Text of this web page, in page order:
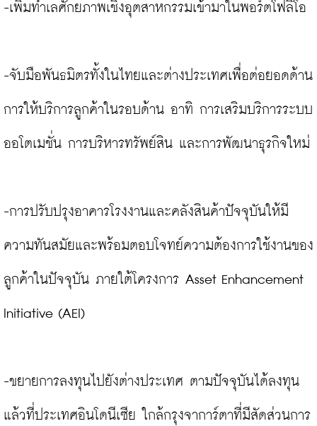
-เพิ่มทำเลศักยภาพเชิงอุตสาหกรรมเข้ามาในพอร์ตโฟลิโอ
-จับมือพันธมิตรทั้งในไทยและต่างประเทศเพื่อต่อยอดด้าน
การให้บริการลูกค้าในรอบด้าน อาทิ การเสริมบริการระบบ
ออโตเมชั่น การบริหารทรัพย์สิน และการพัฒนาธุรกิจใหม่
-การปรับปรุงอาคารโรงงานและคลังสินค้าปัจจุบันให้มี
ความทันสมัยและพร้อมตอบโจทย์ความต้องการใช้งานของ
ลูกค้าในปัจจุบัน ภายใต้โครงการ Asset Enhancement
Initiative (AEI)
-ขยายการลงทุนไปยังต่างประเทศ ตามปัจจุบันได้ลงทุน
แล้วที่ประเทศอินโดนีเซีย ใกล้กรุงจาการ์ตาที่มีสัดส่วนการ